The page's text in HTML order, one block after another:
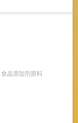
食品添加剂原料